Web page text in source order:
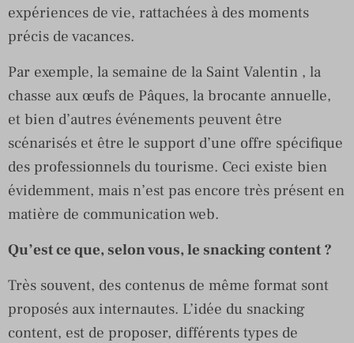
expériences de vie, rattachées à des moments
précis de vacances.
Par exemple, la semaine de la Saint Valentin , la
chasse aux œufs de Pâques, la brocante annuelle,
et bien d’autres événements peuvent être
scénarisés et être le support d’une offre spécifique
des professionnels du tourisme. Ceci existe bien
évidemment, mais n’est pas encore très présent en
matière de communication web.
Qu’est ce que, selon vous, le snacking content ?
Très souvent, des contenus de même format sont
proposés aux internautes. L’idée du snacking
content, est de proposer, différents types de